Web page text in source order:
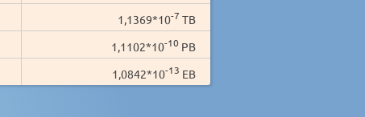
1,1369*10-7 TB
1,1102*10-10 PB
1,0842*10-13 EB